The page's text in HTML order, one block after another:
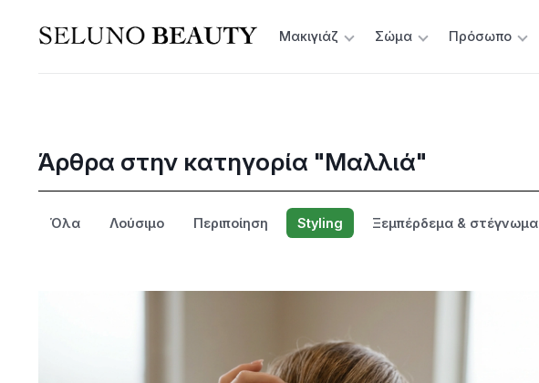
Μακιγιάζ Σώμα Πρόσωπο
Άρθρα στην κατηγορία "Μαλλιά"
Όλα Λούσιμο Περιποίηση Styling Ξεμπέρδεμα & στέγνωμα